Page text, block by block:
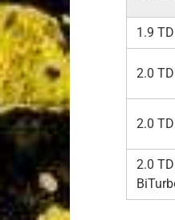
1.9
2.0
2.0
2.0